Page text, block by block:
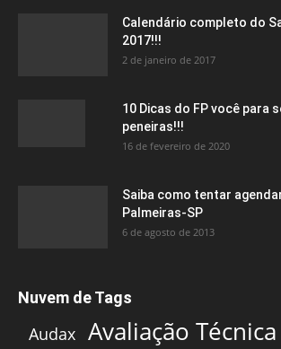
Calendário completo do
2017!!!
2 de janeiro de 2017
10 Dicas do FP você para
peneiras!!!
16 de fevereiro de 2020
Saiba como tentar
Palmeiras-SP
6 de agosto de 2013
Nuvem de Tags
Audax Avaliação Técnica